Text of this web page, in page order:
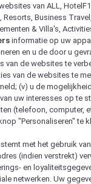
van ALL,
Resorts, Business
& Villa's,
informatie op uw
en u de door u
van de websites te
van de websites te
(v) u de
uw interesses op te
(telefoon, computer,
"Personaliseren" te
met het gebruik
(indien verstrekt)
en
netwerken. Uw